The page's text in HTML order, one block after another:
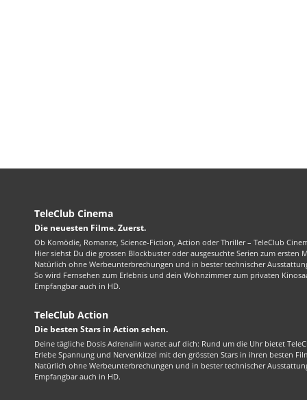
TeleClub Cinema
Die neuesten Filme. Zuerst.
Ob Komödie, Romanze, Science-Fiction, Action oder Thriller – TeleClub
Hier siehst Du die grossen Blockbuster oder ausgesuchte Serien zum ersten
Natürlich ohne Werbeunterbrechungen und in bester technischer
So wird Fernsehen zum Erlebnis und dein Wohnzimmer zum privaten
Empfangbar auch in HD.
TeleClub Action
Die besten Stars in Action sehen.
Deine tägliche Dosis Adrenalin wartet auf dich: Rund um die Uhr bietet
Erlebe Spannung und Nervenkitzel mit den grössten Stars in ihren besten
Natürlich ohne Werbeunterbrechungen und in bester technischer
Empfangbar auch in HD.